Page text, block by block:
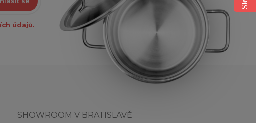
údajů.
SHOWROOM V BRATISLAVĚ